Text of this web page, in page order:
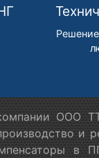
ООО
и
в